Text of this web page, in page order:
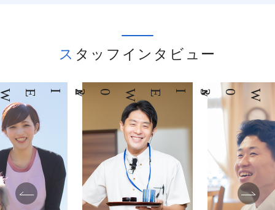
スタッフインタビュー
INTERVIEW INTERVIEW
03 04